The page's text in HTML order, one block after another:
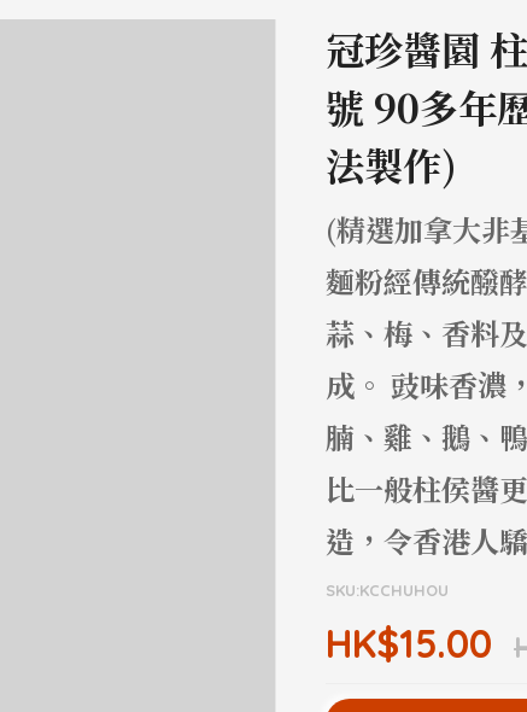
冠珍醬園
號 90多年
法製作)
(精選加拿大非
麵粉經傳統醱
蒜、梅、香料
成。 豉味香濃
腩、雞、鵝、
比一般柱侯醬
造，令香港人
SKU:KCCHUHOU
HK$15.00